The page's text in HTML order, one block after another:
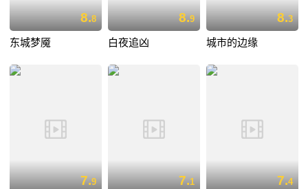
8.8
东城梦魇
8.9
白夜追凶
8.3
城市的边缘
7.9 7.1 7.4